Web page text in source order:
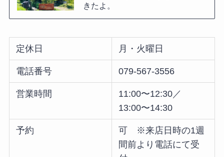
きたよ。
定休日 月・火曜日
電話番号 079-567-3556
営業時間
11:00〜12:30／
13:00〜14:30
予約
可 ※来店日時の1週
間前より電話にて受